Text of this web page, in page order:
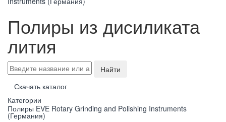
Полиры из дисиликата
лития
Найти
Скачать каталог
Категории
Полиры EVE Rotary Grinding and Polishing Instruments
(Германия)